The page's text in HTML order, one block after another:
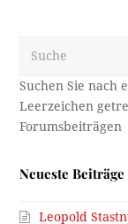
Neueste Beiträge
Leopold